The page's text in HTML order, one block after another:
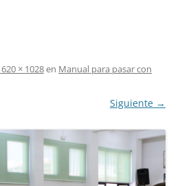
× 1028en Manual para pasar con
Siguiente →